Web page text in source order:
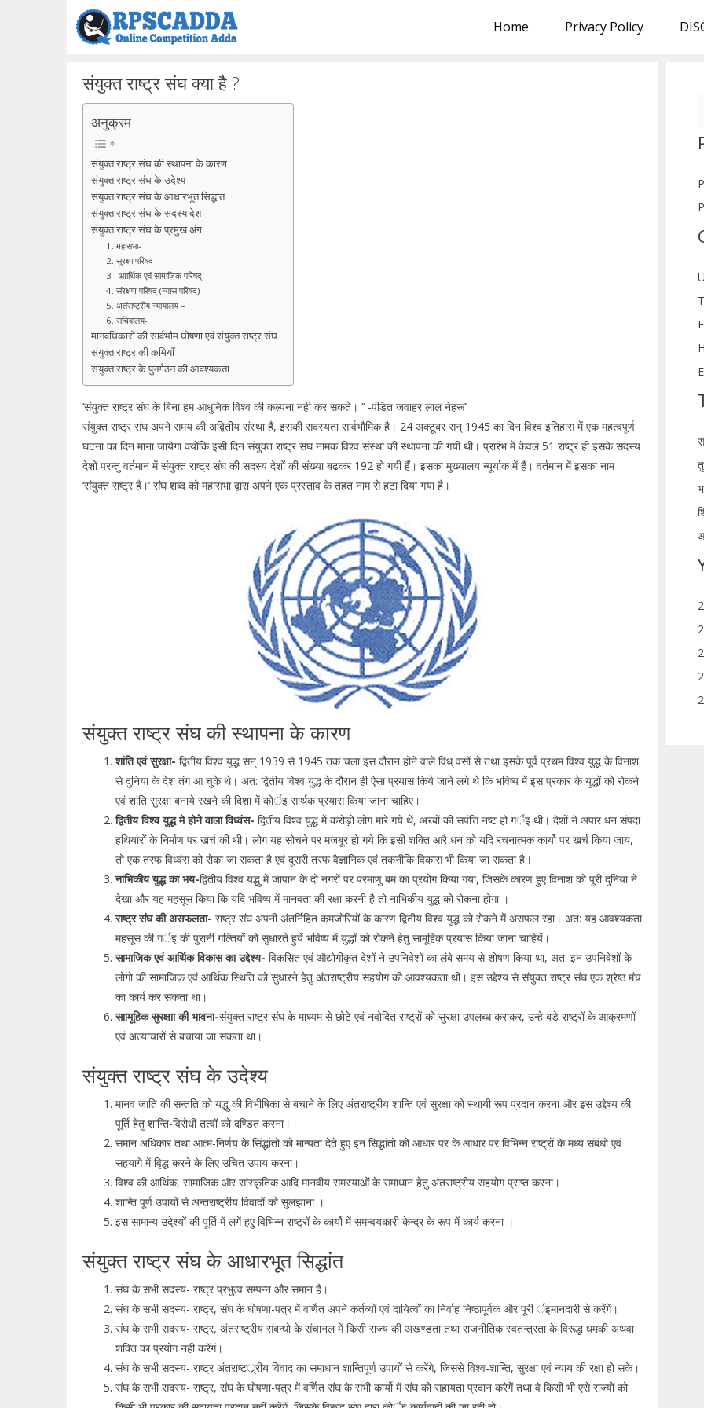
Home Privacy Policy
संयुक्त राष्ट्र संघ क्या है ?
अनुक्रम
संयुक्त राष्ट्र संघ की स्थापना के कारण
संयुक्त राष्ट्र संघ के उदेश्य
संयुक्त राष्ट्र संघ के आधारभूत सिद्धांत
संयुक्त राष्ट्र संघ के सदस्य देश
संयुक्त राष्ट्र संघ के प्रमुख अंग
1. महासभा-
2. सुरक्षा परिषद –
3 . आार्थिक एवं सामाजिक परिषद्-
4. संरक्षण परिषद् (न्यास परिषद्)-
5. अतंराष्ट्रीय न्यायालय –
6. सचिवालय-
मानवधिकारों की सार्वभौम घोषणा एवं संयुक्त राष्ट्र संघ
संयुक्त राष्ट्र की कमियाँ
संयुक्त राष्ट्र के पुनर्गठन की आवश्यकता
‘संयुक्त राष्ट्र संघ के बिना हम आधुनिक विश्व की कल्पना नही कर सकते। ‘‘ -पंडित जवाहर लाल नेहरू’’
संयुक्त राष्ट्र संघ अपने समय की अद्वितीय संस्था हैं, इसकी सदस्यता सार्वभौमिक है। 24 अक्टूबर सन् 1945 का दिन विश्व इतिहास में एक महत्वपूर्ण
घटना का दिन माना जायेगा क्योंकि इसी दिन संयुक्त राष्ट्र संघ नामक विश्व संस्था की स्थापना की गयी थी। प्रारंभ में केवल 51 राष्ट्र ही इसके सदस्य
देशों परन्तु वर्तमान में संयुक्त राष्ट्र संघ की सदस्य देशों की संख्या बढ़कर 192 हो गयी हैं। इसका मुख्यालय न्यूर्याक में हैं। वर्तमान में इसका नाम
‘संयुक्त राष्ट्र हैं।’ संघ शब्द को महासभा द्वारा अपने एक प्रस्ताव के तहत नाम से हटा दिया गया है।
संयुक्त राष्ट्र संघ की स्थापना के कारण
शांति एवं सुरक्षा- द्वितीय विश्व युद्ध सन् 1939 से 1945 तक चला इस दौरान होने वाले विध् वंसों से तथा इसके पूर्व प्रथम विश्व युद्ध के विनाश
से दुनिया के देश तंग आ चुके थे। अत: द्वितीय विश्व युद्ध के दौरान ही ऐसा प्रयास किये जाने लगे थे कि भविष्य में इस प्रकार के युद्धों को रोकने
एवं शांति सुरक्षा बनाये रखने की दिशा में कोर्इ सार्थक प्रयास किया जाना चाहिए।
द्वितीय विश्व युद्ध मे होने वाला विध्वंस- द्वितीय विश्व युद्ध में करोड़ों लोग मारे गये थें, अरबों की सपंत्ति नष्ट हो गर्इ थी। देशों ने अपार धन संपदा
हथियारों के निर्माण पर खर्च की थी। लोग यह सोचने पर मजबूर हो गये कि इसी शक्ति आरै धन को यदि रचनात्मक कार्यो पर खर्च किया जाय,
तो एक तरफ विध्वंस को रोका जा सकता है एवं दूसरी तरफ वैज्ञानिक एवं तकनीकि विकास भी किया जा सकता है।
नाभिकीय युद्ध का भय-द्वितीय विश्व यद्धु में जापान के दो नगरों पर परमाणु बम का प्रयोग किया गया, जिसके कारण हुए विनाश को पूरी दुनिया ने
देखा और यह महसूस किया कि यदि भविष्य में मानवता की रक्षा करनी है तो नाभिकीय युद्ध को रोकना होगा ।
राष्ट्र संघ की असफलता- राष्ट्र संघ अपनी अंतर्निहित कमजोरियों के कारण द्वितीय विश्व युद्ध को रोकने में असफल रहा। अत: यह आवश्यकता
महसूस की गर्इ की पुरानी गल्तियों को सुधारते हुयें भविष्य में युद्धों को रोकने हेतु सामूहिक प्रयास किया जाना चाहियें।
सामाजिक एवं आर्थिक विकास का उद्देश्य- विकसित एवं औद्योगीकृत देशों ने उपनिवेशों का लंबे समय से शोषण किया था, अत: इन उपनिवेशों के
लोगो की सामाजिक एवं आर्थिक स्थिति को सुधारने हेतु अंतराष्ट्रीय सहयोग की आवश्यकता थी। इस उद्देश्य से संयुक्त राष्ट्र संघ एक श्रेष्ठ मंच
का कार्य कर सकता था।
साामूहिक सुरक्षाा की भावना-संयुक्त राष्ट्र संघ के माध्यम से छोटे एवं नवोदित राष्ट्रों को सुरक्षा उपलब्ध कराकर, उन्हे बडे़ राष्ट्रों के आक्रमणों
एवं अत्याचारों से बचाया जा सकता था।
संयुक्त राष्ट्र संघ के उदेश्य
मानव जाति की सन्तति को यद्धु की विभीषिका से बचाने के लिए अंतराष्ट्रीय शान्ति एवं सुरक्षा को स्थायी रूप प्रदान करना और इस उद्देश्य की
पूर्ति हेतु शान्ति-विरोधी तत्वों को दण्डित करना।
समान अधिकार तथा आत्म-निर्णय के सिंद्धांतो को मान्यता देते हुए इन सिद्धांतो को आधार पर के आधार पर विभिन्न राष्ट्रों के मध्य संबंधो एवं
सहयागे में वृिद्ध करने के लिए उचित उपाय करना।
विश्व की आर्थिक, सामाजिक और सांस्कृतिक आदि मानवीय समस्याओं के समाधान हेतु अंतराष्ट्रीय सहयोग प्राप्त करना।
शान्ति पूर्ण उपायों से अन्तराष्ट्रीय विवादों को सुलझाना ।
इस सामान्य उदे्श्यों की पूर्ति में लगें हएु विभिन्न राष्ट्रों के कार्यो में समन्वयकारी केन्द्र के रूप में कार्य करना ।
संयुक्त राष्ट्र संघ के आधारभूत सिद्धांत
संघ के सभी सदस्य- राष्ट्र प्रभुत्व सम्पन्न और समान हैं।
संघ के सभी सदस्य- राष्ट्र, संघ के घोषणा-पत्र में वर्णित अपने कर्तव्यों एवं दायित्वों का निर्वाह निष्ठापूर्वक और पूरी र्इमानदारी से करेंगें।
संघ के सभी सदस्य- राष्ट्र, अंतराष्ट्रीय संबन्धो के संचानल में किसी राज्य की अखण्डता तथा राजनीतिक स्वतन्त्रता के विरूद्ध धमकी अथवा
शक्ति का प्रयोग नही करेंगं।
संघ के सभी सदस्य- राष्ट्र अंतराष्टर््रीय विवाद का समाधान शान्तिपूर्ण उपायों से करेंगे, जिससे विश्व-शान्ति, सुरक्षा एवं न्याय की रक्षा हो सके।
संघ के सभी सदस्य- राष्ट्र, संघ के घोषणा-पत्र में वर्णित संघ के सभी कार्यो में संघ को सहायता प्रदान करेगें तथा वे किसी भी एसे राज्यों को